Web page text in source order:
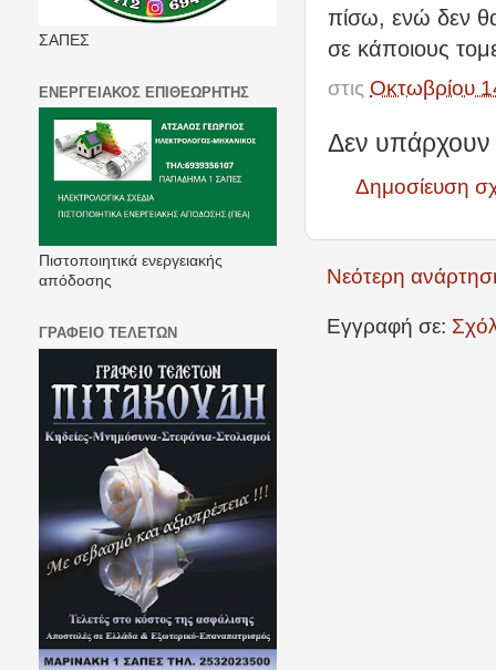
πίσω, ενώ δεν
σε κάποιους
στις Οκτωβρίου
Δεν υπάρχουν
Δημοσίευση
Νεότερη
Εγγραφή σε:
ΣΑΠΕΣ
ΕΝΕΡΓΕΙΑΚΟΣ ΕΠΙΘΕΩΡΗΤΗΣ
Πιστοποιητικά ενεργειακής
απόδοσης
ΓΡΑΦΕΙΟ ΤΕΛΕΤΩΝ